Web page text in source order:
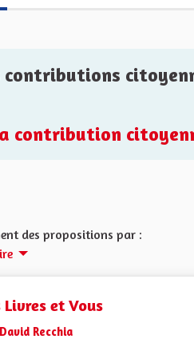
contribution
des propositions par :
Livres et Vous
David Recchia